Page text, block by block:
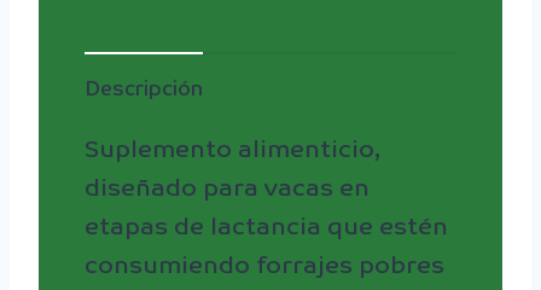
Descripción
Suplemento alimenticio,
diseñado para vacas en
etapas de lactancia que estén
consumiendo forrajes pobres